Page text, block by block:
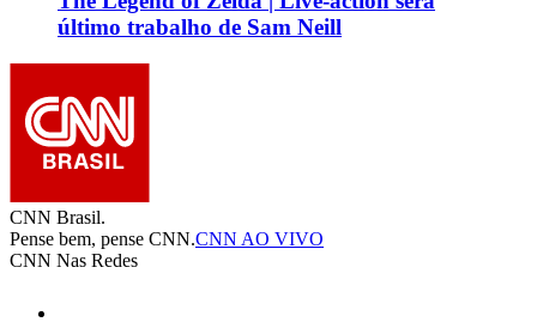
último trabalho de Sam Neill
CNN Brasil.
Pense bem, pense CNN.CNN AO VIVO
CNN Nas Redes